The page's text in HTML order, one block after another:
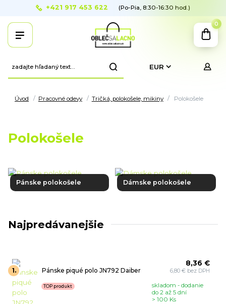
EUR
+421 917 453 622 (Po-Pia, 8:30-16:30 hod.)
0
Úvod Pracovné odevy Tričká, polokošele, mikiny Polokošele
Polokošele
Pánske polokošele Dámske polokošele
Najpredávanejšie
1. Pánske piqué polo JN792 Daiber
skladom - dodanie
do 2 až 5 dní
> 100 Ks
TOP produkt
8,36 €
6,80 € bez DPH